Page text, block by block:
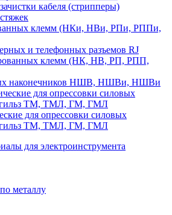
кабеля (стрипперы)
клемм (НКи, НВи, РПи, РППи,
и телефонных разъемов RJ
клемм (НК, НВ, РП, РПП,
наконечников НШВ, НШВи, НШВи
для опрессовки силовых
гильз ТМ, ТМЛ, ГМ, ГМЛ
для опрессовки силовых
гильз ТМ, ТМЛ, ГМ, ГМЛ
для электроинструмента
металлу